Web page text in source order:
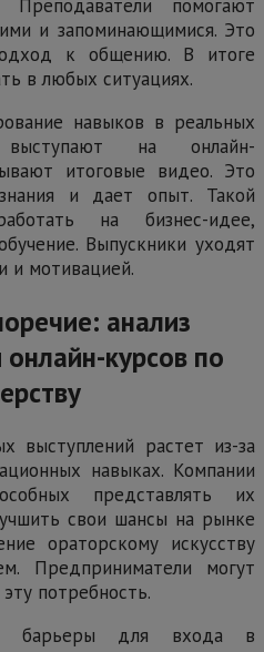
помогают
и запоминающимися. Это
к общению. В итоге
в любых ситуациях.
навыков в реальных
выступают на онлайн-
итоговые видео. Это
и дает опыт. Такой
на бизнес-идее,
Выпускники уходят
и мотивацией.
анализ
курсов по
выступлений растет из-за
навыках. Компании
представлять их
свои шансы на рынке
ораторскому искусству
Предприниматели могут
потребность.
барьеры для входа в